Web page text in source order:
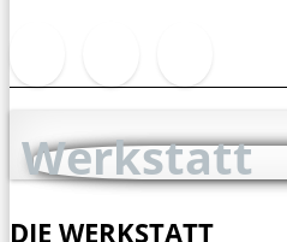
Werkstatt
DIE WERKSTATT